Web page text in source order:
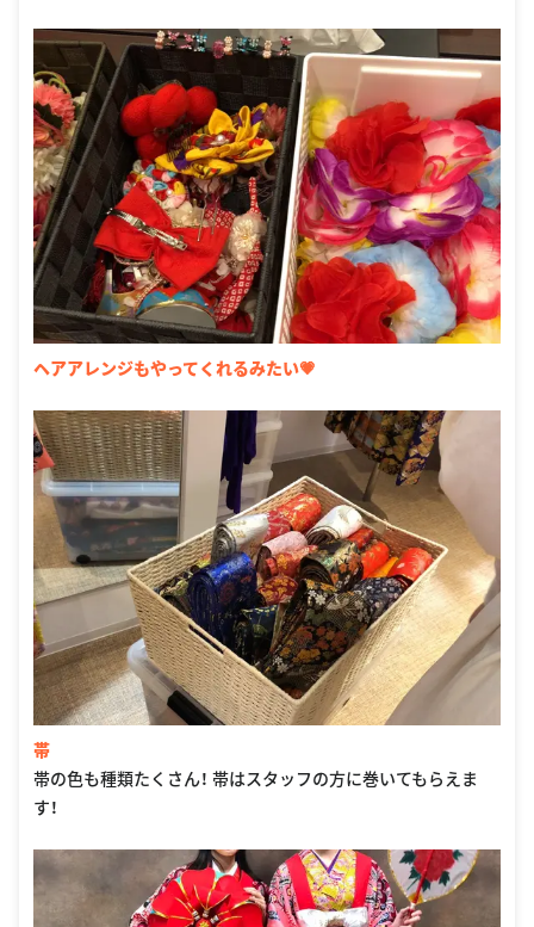
ヘアアレンジもやってくれるみたい💗
帯
帯の色も種類たくさん！ 帯はスタッフの方に巻いてもらえま
す！